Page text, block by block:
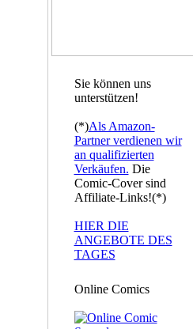
Sie können uns
unterstützen!
(*)Als Amazon-
Partner verdienen wir
an qualifizierten
Verkäufen. Die
Comic-Cover sind
Affiliate-Links!(*)
HIER DIE
ANGEBOTE DES
TAGES
Online Comics